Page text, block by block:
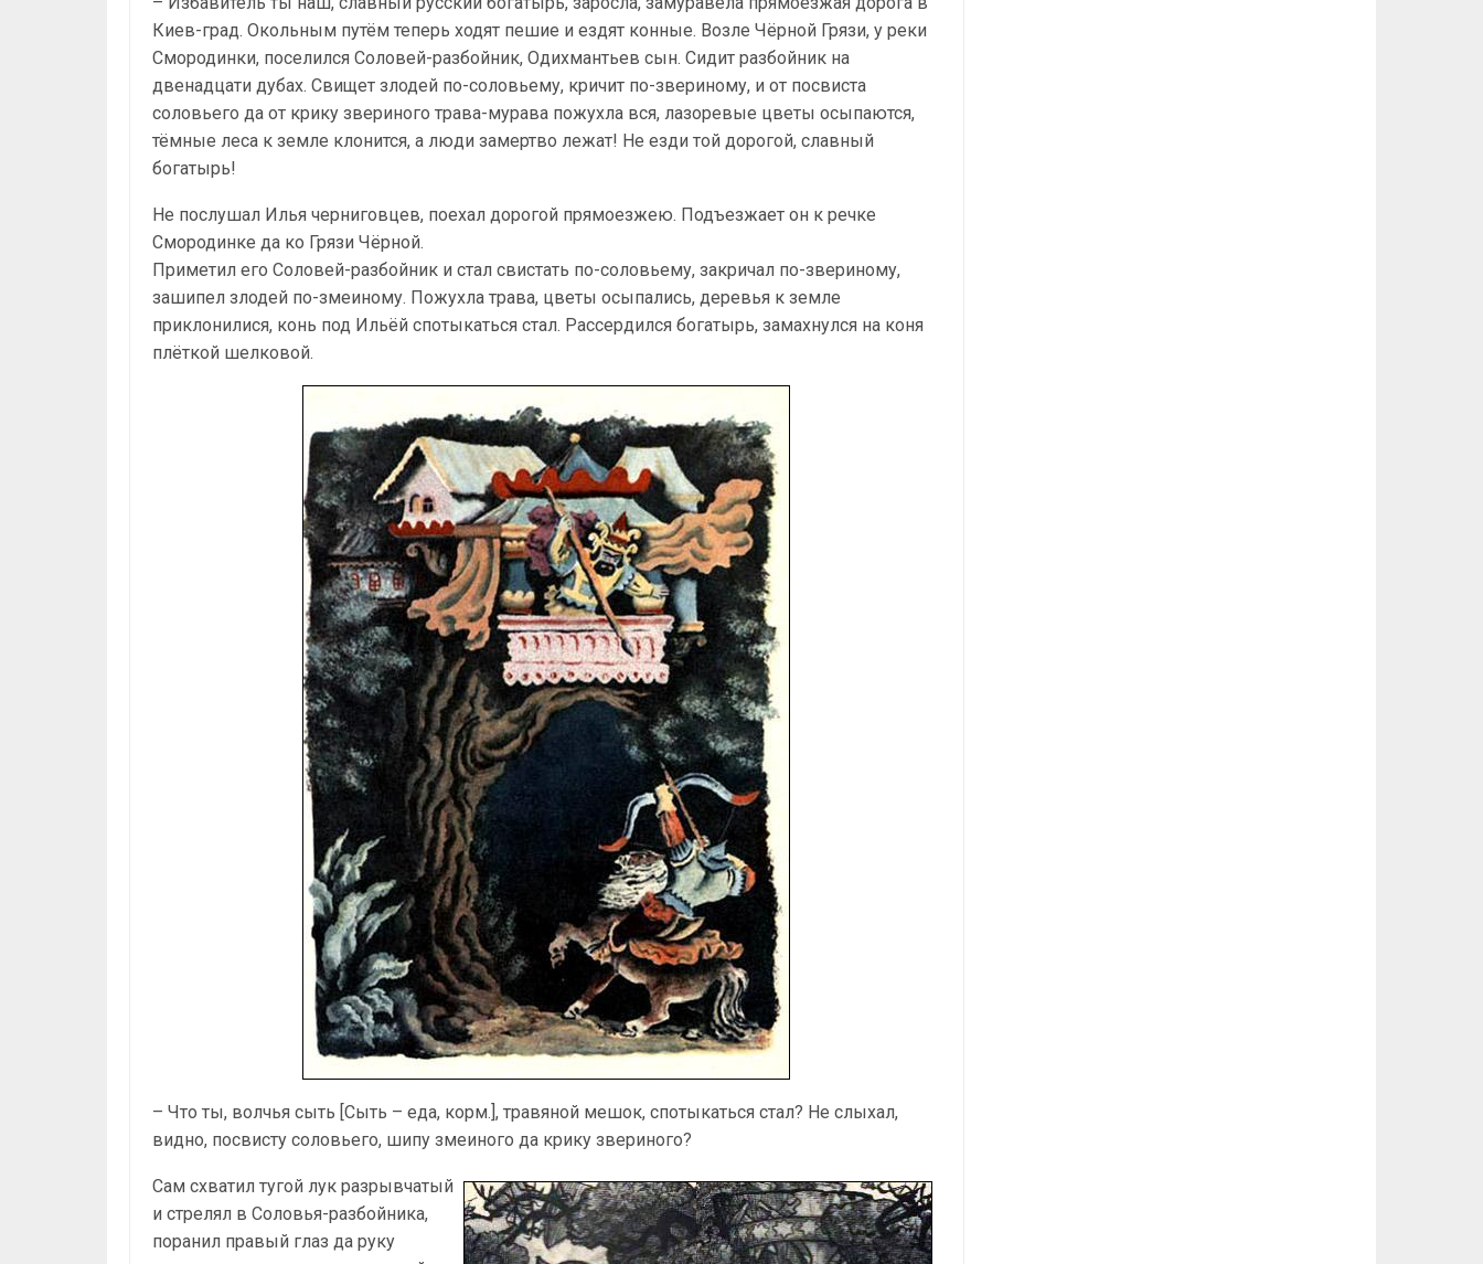
Киев-град. Окольным путём теперь ходят пешие и ездят конные. Возле Чёрной Грязи, у реки
Смородинки, поселился Соловей-разбойник, Одихмантьев сын. Сидит разбойник на
двенадцати дубах. Свищет злодей по-соловьему, кричит по-звериному, и от посвиста
соловьего да от крику звериного трава-мурава пожухла вся, лазоревые цветы осыпаются,
тёмные леса к земле клонится, а люди замертво лежат! Не езди той дорогой, славный
богатырь!
Не послушал Илья черниговцев, поехал дорогой прямоезжею. Подъезжает он к речке
Смородинке да ко Грязи Чёрной.
Приметил его Соловей-разбойник и стал свистать по-соловьему, закричал по-звериному,
зашипел злодей по-змеиному. Пожухла трава, цветы осыпались, деревья к земле
приклонилися, конь под Ильёй спотыкаться стал. Рассердился богатырь, замахнулся на коня
плёткой шелковой.
– Что ты, волчья сыть [Сыть – еда, корм.], травяной мешок, спотыкаться стал? Не слыхал,
видно, посвисту соловьего, шипу змеиного да крику звериного?
Сам схватил тугой лук разрывчатый
и стрелял в Соловья-разбойника,
поранил правый глаз да руку